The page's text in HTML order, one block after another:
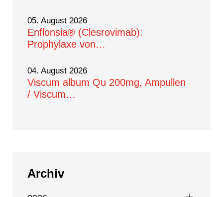
05. August 2026
Enflonsia® (Clesrovimab):
Prophylaxe von…
04. August 2026
Viscum album Qu 200mg, Ampullen
/ Viscum…
Archiv